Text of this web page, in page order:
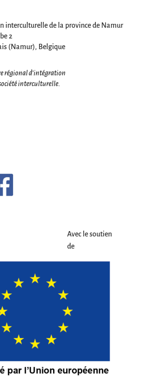
interculturelle de la province de Namur
2
(Namur), Belgique
régional d’intégration
interculturelle.
Avec le soutien
de